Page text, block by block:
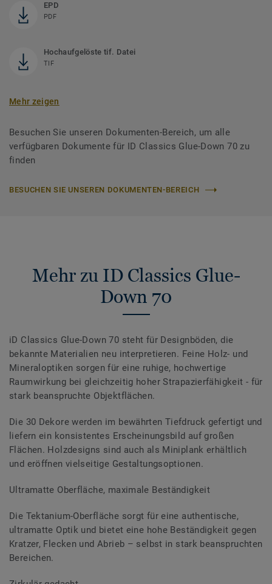
EPD
PDF
Hochaufgelöste tif. Datei
TIF
Mehr zeigen
Besuchen Sie unseren Dokumenten-Bereich, um alle
verfügbaren Dokumente für ID Classics Glue-Down 70 zu
finden
BESUCHEN SIE UNSEREN DOKUMENTEN-BEREICH
Mehr zu ID Classics Glue-
Down 70
iD Classics Glue-Down 70 steht für Designböden, die
bekannte Materialien neu interpretieren. Feine Holz- und
Mineraloptiken sorgen für eine ruhige, hochwertige
Raumwirkung bei gleichzeitig hoher Strapazierfähigkeit - für
stark beanspruchte Objektflächen.
Die 30 Dekore werden im bewährten Tiefdruck gefertigt und
liefern ein konsistentes Erscheinungsbild auf großen
Flächen. Holzdesigns sind auch als Miniplank erhältlich
und eröffnen vielseitige Gestaltungsoptionen.
Ultramatte Oberfläche, maximale Beständigkeit
Die Tektanium-Oberfläche sorgt für eine authentische,
ultramatte Optik und bietet eine hohe Beständigkeit gegen
Kratzer, Flecken und Abrieb – selbst in stark beanspruchten
Bereichen.